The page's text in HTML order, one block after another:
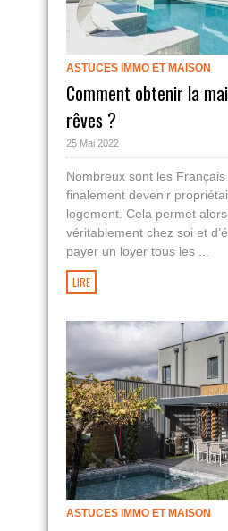
ASTUCES IMMO ET MAISON
Comment obtenir la
rêves ?
25 Mai 2022
Nombreux sont les
finalement devenir
logement. Cela permet
véritablement chez soi et
payer un loyer tous les ...
LIRE
ASTUCES IMMO ET MAISON